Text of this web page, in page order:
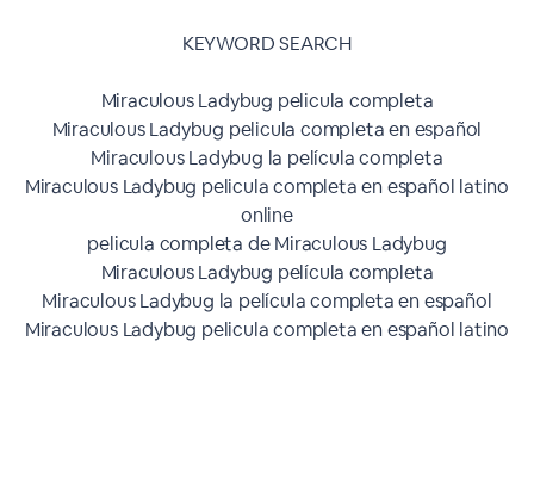
KEYWORD SEARCH
Miraculous Ladybug pelicula completa
Miraculous Ladybug pelicula completa en español
Miraculous Ladybug la película completa
Miraculous Ladybug pelicula completa en español latino
online
pelicula completa de Miraculous Ladybug
Miraculous Ladybug película completa
Miraculous Ladybug la película completa en español
Miraculous Ladybug pelicula completa en español latino